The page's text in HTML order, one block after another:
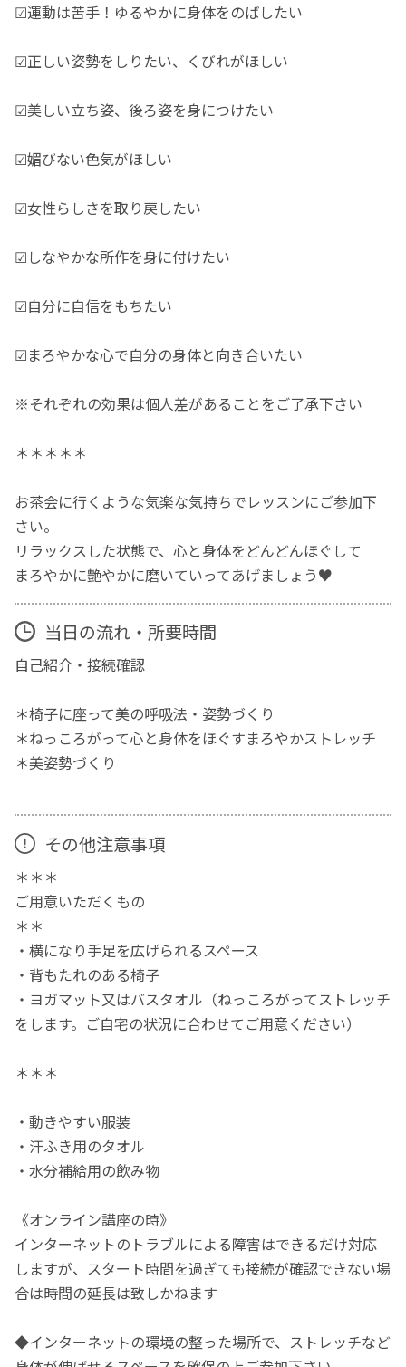
☑運動は苦手！ゆるやかに身体をのばしたい
☑正しい姿勢をしりたい、くびれがほしい
☑美しい立ち姿、後ろ姿を身につけたい
☑媚びない色気がほしい
☑女性らしさを取り戻したい
☑しなやかな所作を身に付けたい
☑自分に自信をもちたい
☑まろやかな心で自分の身体と向き合いたい
※それぞれの効果は個人差があることをご了承下さい
＊＊＊＊＊
お茶会に行くような気楽な気持ちでレッスンにご参加下
さい。
リラックスした状態で、心と身体をどんどんほぐして
まろやかに艶やかに磨いていってあげましょう♥
当日の流れ・所要時間
自己紹介・接続確認
＊椅子に座って美の呼吸法・姿勢づくり
＊ねっころがって心と身体をほぐすまろやかストレッチ
＊美姿勢づくり
その他注意事項
＊＊＊
ご用意いただくもの
＊＊
・横になり手足を広げられるスペース
・背もたれのある椅子
・ヨガマット又はバスタオル（ねっころがってストレッチ
をします。ご自宅の状況に合わせてご用意ください）
＊＊＊
・動きやすい服装
・汗ふき用のタオル
・水分補給用の飲み物
《オンライン講座の時》
インターネットのトラブルによる障害はできるだけ対応
しますが、スタート時間を過ぎても接続が確認できない場
合は時間の延長は致しかねます
◆インターネットの環境の整った場所で、ストレッチなど